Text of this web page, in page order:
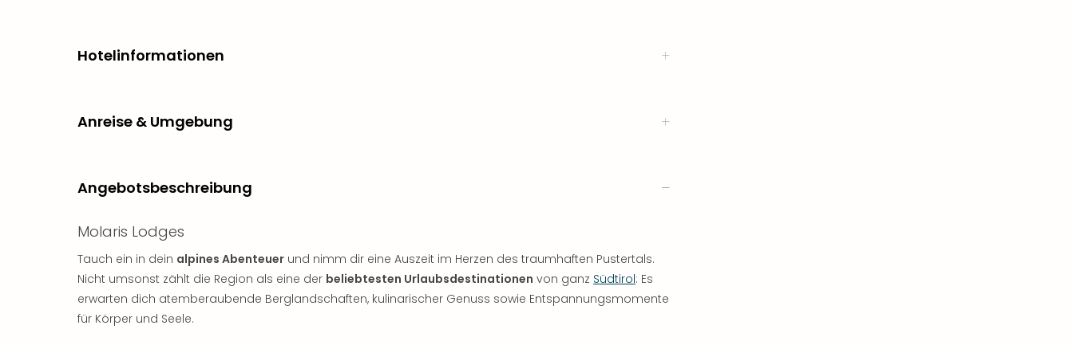
Hotelinformationen
Anreise & Umgebung
Angebotsbeschreibung
Molaris Lodges
Tauch ein in dein alpines Abenteuer und nimm dir eine Auszeit im Herzen des traumhaften Pustertals.
Nicht umsonst zählt die Region als eine der beliebtesten Urlaubsdestinationen von ganz Südtirol: Es
erwarten dich atemberaubende Berglandschaften, kulinarischer Genuss sowie Entspannungsmomente
für Körper und Seele.